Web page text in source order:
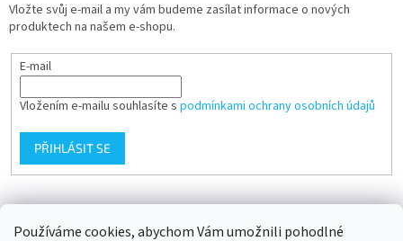
Používáme cookies, abychom Vám umožnili pohodlné
Vložte svůj e-mail a my vám budeme zasílat informace o nových
produktech na našem e-shopu.
E-mail
Vložením e-mailu souhlasíte s podmínkami ochrany osobních údajů
PŘIHLÁSIT SE